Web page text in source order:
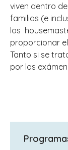
viven dentro
familias (e
los
proporcionar
Tanto si se
por los